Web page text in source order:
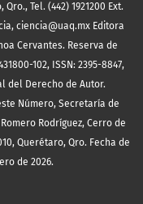
Tel. (442) 1921200 Ext.
ciencia@uaq.mx Editora
Cervantes. Reserva de
102, ISSN: 2395-8847,
del Derecho de Autor.
Número, Secretaría de
Rodríguez, Cerro de
Querétaro, Qro. Fecha de
de 2026.